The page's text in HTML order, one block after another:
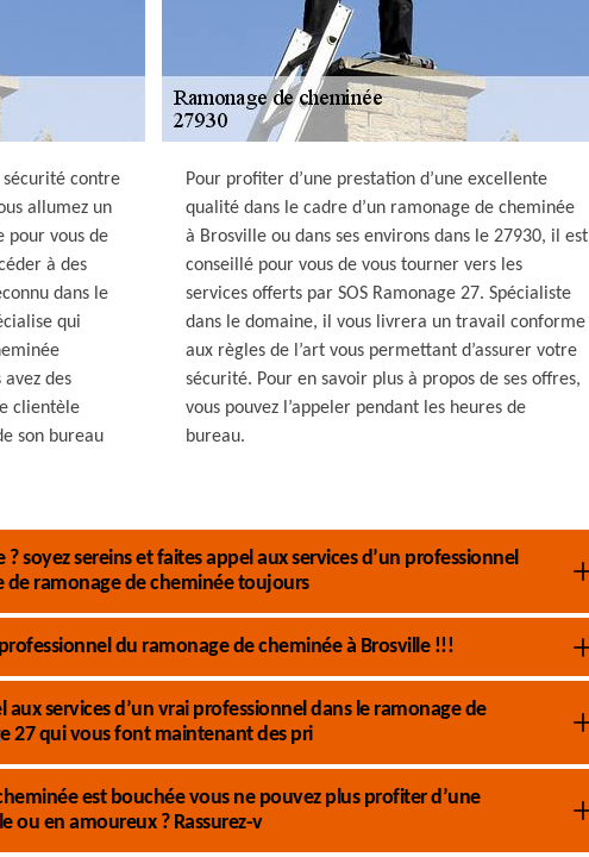
sécurité contre
allumez un
pour vous de
à des
dans le
qui
des
clientèle
son bureau
Pour profiter d’une prestation d’une excellente
qualité dans le cadre d’un ramonage de cheminée
à Brosville ou dans ses environs dans le 27930, il est
conseillé pour vous de vous tourner vers les
services offerts par SOS Ramonage 27. Spécialiste
dans le domaine, il vous livrera un travail conforme
aux règles de l’art vous permettant d’assurer votre
sécurité. Pour en savoir plus à propos de ses offres,
vous pouvez l’appeler pendant les heures de
bureau.
soyez sereins et faites appel aux services d’un professionnel
de ramonage de cheminée toujours
du ramonage de cheminée à Brosville !!!
aux services d’un vrai professionnel dans le ramonage de
27 qui vous font maintenant des pri
est bouchée vous ne pouvez plus profiter d’une
ou en amoureux ? Rassurez-v